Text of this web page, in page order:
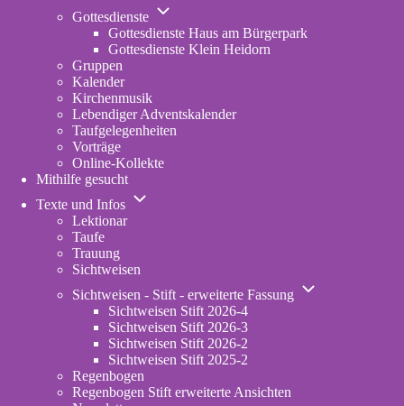
Gottesdienste
Unternavigation
Gottesdienste
Gottesdienste Haus am Bürgerpark
Gottesdienste Klein Heidorn
Gruppen
Kalender
Kirchenmusik
Lebendiger Adventskalender
Taufgelegenheiten
Vorträge
Online-Kollekte
Mithilfe gesucht
Texte und Infos
Unternavigation
Lektionar
Taufe
Trauung
Sichtweisen
Sichtweisen - Stift - erweiterte Fassung
Unternavigation
Sichtweisen Stift 2026-4
Sichtweisen Stift 2026-3
Sichtweisen Stift 2026-2
Sichtweisen Stift 2025-2
Regenbogen
Regenbogen Stift erweiterte Ansichten